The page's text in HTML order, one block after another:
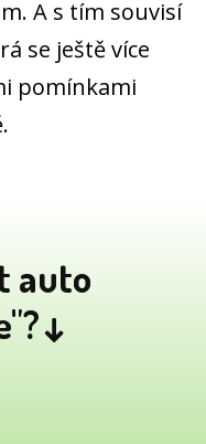
A s tím souvisí
se ještě více
pomínkami
auto